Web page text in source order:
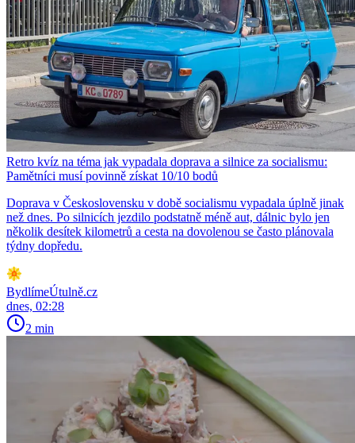
Retro kvíz na téma jak vypadala doprava a silnice za socialismu:
Pamětníci musí povinně získat 10/10 bodů
Doprava v Československu v době socialismu vypadala úplně jinak
než dnes. Po silnicích jezdilo podstatně méně aut, dálnic bylo jen
několik desítek kilometrů a cesta na dovolenou se často plánovala
týdny dopředu.
BydlímeÚtulně.cz
dnes, 02:28
2 min